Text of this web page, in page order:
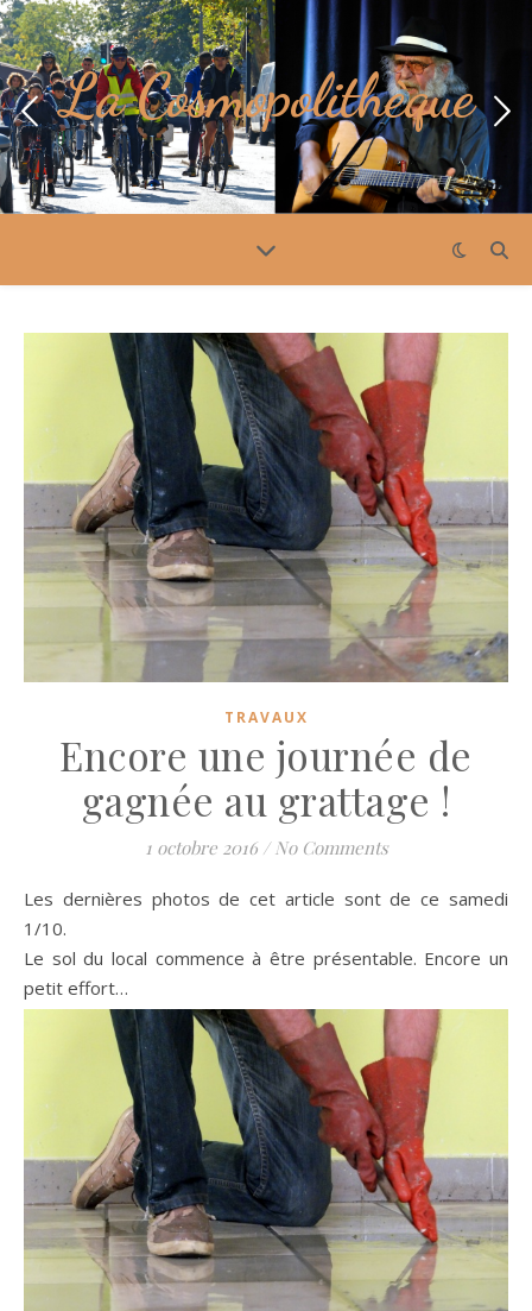
La Cosmopolithèque
TRAVAUX
Encore une journée de
gagnée au grattage !
1 octobre 2016 / No Comments
Les dernières photos de cet article sont de ce samedi
1/10.
Le sol du local commence à être présentable. Encore un
petit effort…